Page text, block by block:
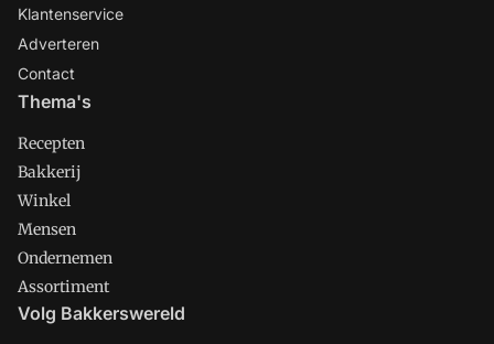
Klantenservice
Adverteren
Contact
Thema's
Recepten
Bakkerij
Winkel
Mensen
Ondernemen
Assortiment
Volg Bakkerswereld